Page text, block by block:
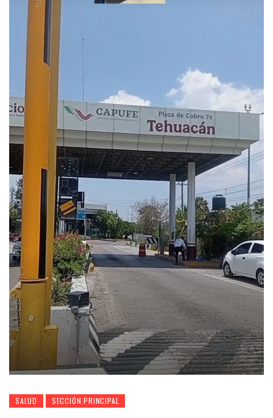
SALUD SECCIÓN PRINCIPAL